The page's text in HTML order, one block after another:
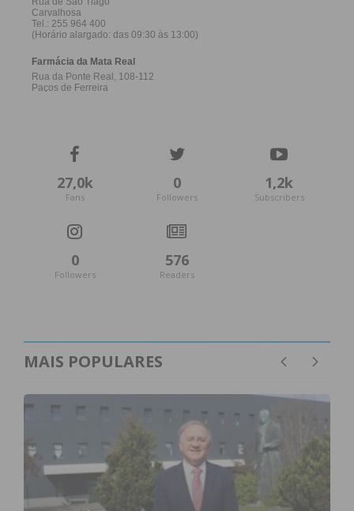
27,0k
Fans
0
Followers
1,2k
Subscribers
0
Followers
576
Readers
MAIS POPULARES